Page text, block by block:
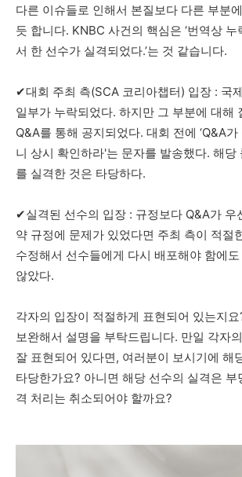
다른 이슈들로 인해서 본질보다 다른 부분
듯 합니다. KNBC 사건의 핵심은 ‘번역상 누
서 한 선수가 실격되었다.’는 것 같습니다.
✔︎대회 주최 측(SCA 코리아챕터) 입장 : 국
일부가 누락되었다. 하지만 그 부분에 대해
Q&A를 통해 공지되었다. 대회 전에 ‘Q&A
니 상시 확인하라'는 문자를 발송했다. 해당
를 실격한 것은 타당하다.
✔︎실격된 선수의 입장 : 규정보다 Q&A가 우
약 규정에 문제가 있었다면 주최 측이 적절
수정해서 선수들에게 다시 배포해야 함에
않았다.
각자의 입장이 적절하게 표현되어 있는지
보완해서 설명을 부탁드립니다. 만일 각자
잘 표현되어 있다면, 여러분이 보시기에 해
타당한가요? 아니면 해당 선수의 실격은 부
격 처리는 취소되어야 할까요?